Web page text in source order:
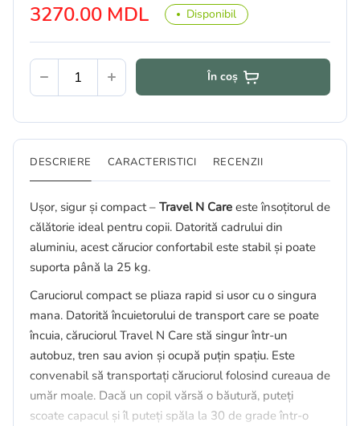
3270.00 MDL Disponibil
În coș
DESCRIERE CARACTERISTICI RECENZII
Ușor, sigur și compact – Travel N Care este însoțitorul de
călătorie ideal pentru copii. Datorită cadrului din
aluminiu, acest cărucior confortabil este stabil și poate
suporta până la 25 kg.
Caruciorul compact se pliaza rapid si usor cu o singura
mana. Datorită încuietorului de transport care se poate
încuia, căruciorul Travel N Care stă singur într-un
autobuz, tren sau avion și ocupă puțin spațiu. Este
convenabil să transportați căruciorul folosind cureaua de
umăr moale. Dacă un copil vărsă o băutură, puteți
scoate capacul și îl puteți spăla la 30 de grade într-o